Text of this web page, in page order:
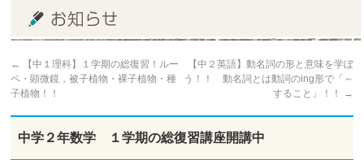
←
【中１理科】１学期の総復習！ルー
ペ・顕微鏡，被子植物・裸子植物・種
子植物！！
【中２英語】動名詞の形と意味を学ぼ
う！！ 動名詞とは動詞のing形で「～
すること」！！
→
中学２年数学 １学期の総復習講座開講中